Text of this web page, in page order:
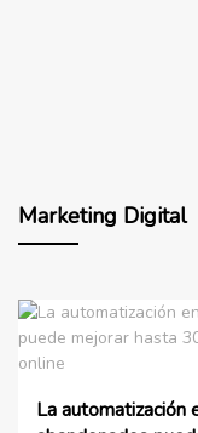
Marketing Digital
La automatización